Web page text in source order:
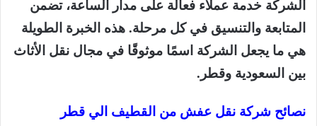
الشركة خدمة عملاء فعالة على مدار الساعة، تضمن
المتابعة والتنسيق في كل مرحلة. هذه الخبرة الطويلة
هي ما يجعل الشركة اسمًا موثوقًا في مجال نقل الأثاث
بين السعودية وقطر.
نصائح شركة نقل عفش من القطيف الي قطر